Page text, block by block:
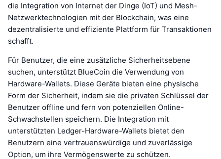
die Integration von Internet der Dinge (IoT) und Mesh-
Netzwerktechnologien mit der Blockchain, was eine
dezentralisierte und effiziente Plattform für Transaktionen
schafft.
Für Benutzer, die eine zusätzliche Sicherheitsebene
suchen, unterstützt BlueCoin die Verwendung von
Hardware-Wallets. Diese Geräte bieten eine physische
Form der Sicherheit, indem sie die privaten Schlüssel der
Benutzer offline und fern von potenziellen Online-
Schwachstellen speichern. Die Integration mit
unterstützten Ledger-Hardware-Wallets bietet den
Benutzern eine vertrauenswürdige und zuverlässige
Option, um ihre Vermögenswerte zu schützen.